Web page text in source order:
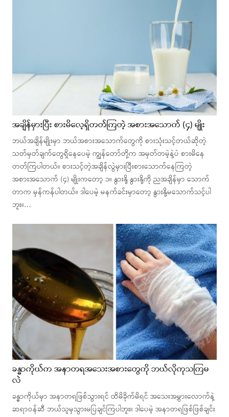
အချိန်မှားပြီး စားမိလေ့ရှိတတ်ကြတဲ့ အစားအသောက် (၄) မျိုး
ဘယ်အချိန်မျိုးမှာ ဘယ်အစားအသောက်တွေကို စားသုံးသင့်တယ်ဆိုတဲ့
သတ်မှတ်ချက်တွေရှိနေပေမဲ့ ကျွန်တော်တို့က အမှတ်တမဲ့နဲ့ပဲ စားမိနေ
တတ်ကြပါတယ်။ စားသင့်တဲ့အချိန်လွဲမှားပြီးစားသောက်နေကြတဲ့
အစားအသောက် (၄) မျိုးကတော့ ၁။ နွားနို့ နွားနို့ကို ညအချိန်မှာ သောက်
တာက မှန်ကန်ပါတယ်။ ဒါပေမဲ့ မနက်ခင်းမှာတော့ နွားနို့မသောက်သင့်ပါ
ဘူး။…
ခန္ဓာကိုယ်က အနာတရအသေးအစားတွေကို ဘယ်လိုကုသကြမ
လဲ
ခန္ဓာကိုယ်မှာ အနာတရဖြစ်သွားရင် ထိမိခိုက်မိရင် အသေးအမွှားလောက်နဲ့
ဆရာဝန်ဆီ ဘယ်သူမှသွားမပြချင်ကြပါဘူး။ ဒါပေမဲ့ အနာတရဖြစ်ဖြစ်ချင်း